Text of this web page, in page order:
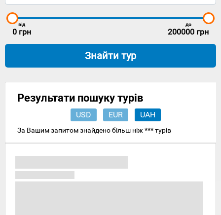
від
0 грн
до
200000 грн
Знайти тур
Результати пошуку турів
USD EUR UAH
За Вашим запитом знайдено більш ніж ***турів